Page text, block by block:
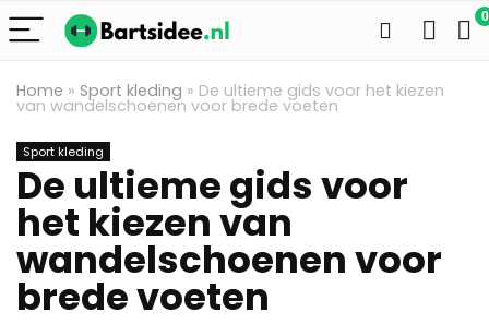
0
Home » Sport kleding » De ultieme gids voor het kiezen
van wandelschoenen voor brede voeten
Sport kleding
De ultieme gids voor
het kiezen van
wandelschoenen voor
brede voeten